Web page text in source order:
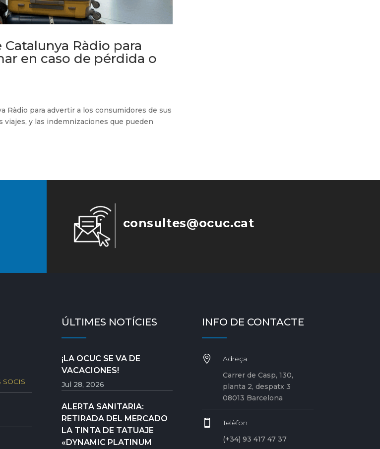
Ràdio para
en caso de pérdida o
Ràdio para advertir a los consumidores de sus
y las indemnizaciones que pueden
consultes@ocuc.cat
SOCIS
ÚLTIMES NOTÍCIES
¡LA OCUC SE VA DE
VACACIONES!
Jul 28, 2026
ALERTA SANITARIA:
RETIRADA DEL MERCADO
LA TINTA DE TATUAJE
«DYNAMIC PLATINUM
INFO DE CONTACTE

Adreça
Carrer de Casp, 130,
planta 2, despatx 3
08013 Barcelona

Telèfon
(+34) 93 417 47 37